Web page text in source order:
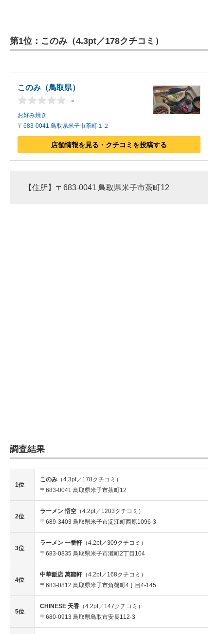
第1位：このみ（4.3pt／178クチコミ）
このみ（鳥取県）
-
お好み焼き
〒683-0041 鳥取県米子市茶町１２
店舗情報を見る・クチコミを投稿する
【住所】〒683-0041 鳥取県米子市茶町12
調査結果
1位
このみ （4.3pt／178クチコミ）
〒683-0041 鳥取県米子市茶町12
2位
ラーメン 悟空 （4.2pt／1203クチコミ）
〒689-3403 鳥取県米子市淀江町西原1096-3
3位
ラーメン 一番軒 （4.2pt／309クチコミ）
〒683-0835 鳥取県米子市灘町2丁目104
4位
中華飯店 萬龍軒 （4.2pt／168クチコミ）
〒683-0812 鳥取県米子市角盤町4丁目4-145
5位
CHINESE 天香 （4.2pt／147クチコミ）
〒680-0913 鳥取県鳥取市安長112-3